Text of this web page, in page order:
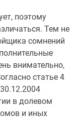
поэтому
Тем не
сомнений
внимательно,
статье 4
в долевом
и иных